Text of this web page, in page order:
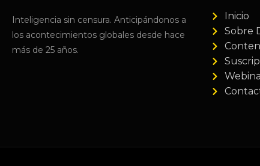
Inteligencia sin censura. Anticipándonos a
los acontecimientos globales desde hace
más de 25 años.
Inicio
Sobre